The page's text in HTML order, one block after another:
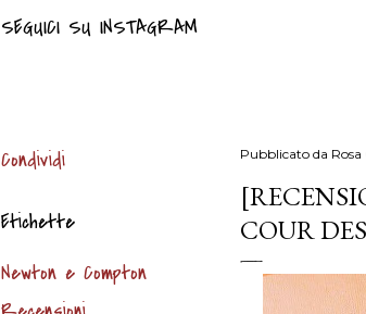
SEGUICI SU INSTAGRAM
Condividi
Etichette
Newton e Compton
Pubblicato da
COUR